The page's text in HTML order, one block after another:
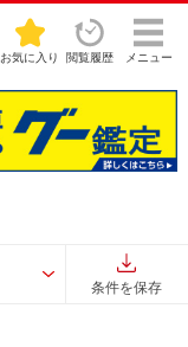
お気に入り 閲覧履歴 メニュー
条件を保存